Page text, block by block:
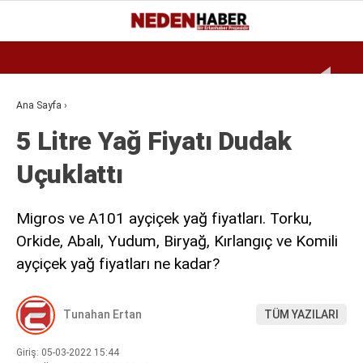
25.3
BURSA
EKONOMI
BIYOGRAFI
SPOR
MAGAZIN
SIYASET
SAĞLIK
TEKNOLOJI
Ana Sayfa ›
5 Litre Yağ Fiyatı Dudak
Uçuklattı
Migros ve A101 ayçiçek yağ fiyatları. Torku,
Orkide, Abalı, Yudum, Biryağ, Kırlangıç ve Komili
ayçiçek yağ fiyatları ne kadar?
Tunahan Ertan TÜM YAZILARI
Giriş: 05-03-2022 15:44